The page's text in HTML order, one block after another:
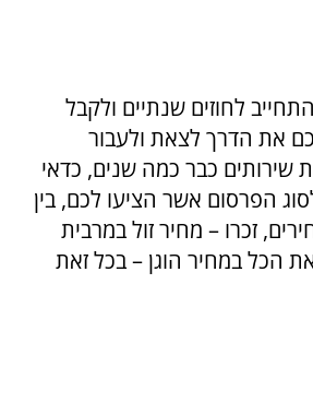
לחוזים שנתיים ולקבל
את הדרך לצאת ולעבור
כבר כמה שנים, כדאי
הפרסום אשר הציעו לכם, בין
זכרו – מחיר זול במרבית
הכל במחיר הוגן – בכל זאת